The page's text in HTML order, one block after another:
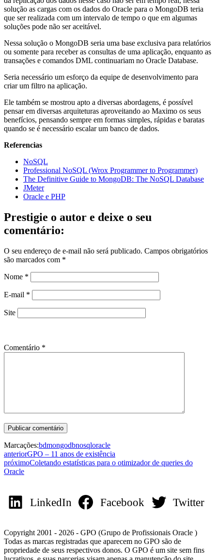
solução as cargas com os dados do Oracle para o MongoDB teria
que ser realizada com um intervalo de tempo o que em algumas
soluções pode não ser aceitável.
Nessa solução o MongoDB seria uma base exclusiva para relatórios
ou somente para receber as consultas de uma aplicação, enquanto as
transações e comandos DML continuariam no Oracle Database.
Seria necessário um esforço da equipe de desenvolvimento para
criar um filtro na aplicação.
Ele também se mostrou apto a diversas abordagens, é possível
pensar em diversas arquiteturas aproveitando ao Maximo os seus
benefícios, pensando sempre em formas simples, rápidas e baratas
quando se é necessário escalar um banco de dados.
Referencias
NoSQL
Professional NoSQL (Wrox Programmer to Programmer)
The Definitive Guide to MongoDB: The NoSQL Database
JMeter
Oracle e PHP
Prestigie o autor e deixe o seu
comentário:
O seu endereço de e-mail não será publicado. Campos obrigatórios
são marcados com *
Nome *
E-mail *
Site
Comentário *
Marcações:bdmongodbnosqloracle
anteriorGPO – 11 anos de existência
próximoColetando estatísticas para o otimizador de queries do
Oracle
LinkedIn Facebook Twitter
Copyright 2001 - 2026 - GPO (Grupo de Profissionais Oracle )
Todas as marcas registradas que aparecem no GPO são de
propriedade de seus respectivos donos. O GPO é um site sem fins